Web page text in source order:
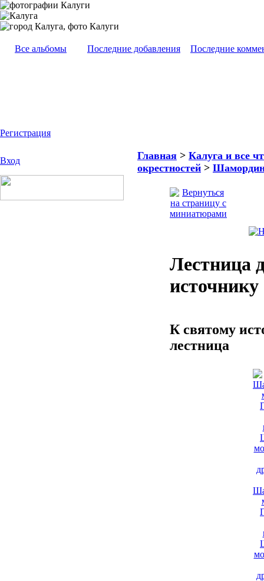
Все альбомы Последние добавления Последние
Регистрация
Вход Главная > Калуга и все
окрестностей >
Лестница
источнику
К святому
лестница